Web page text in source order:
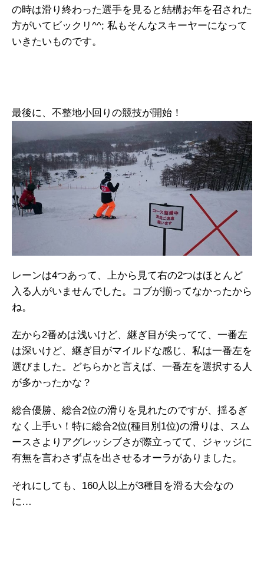
の時は滑り終わった選手を見ると結構お年を召された
方がいてビックリ^^; 私もそんなスキーヤーになって
いきたいものです。
最後に、不整地小回りの競技が開始！
レーンは4つあって、上から見て右の2つはほとんど
入る人がいませんでした。コブが揃ってなかったから
ね。
左から2番めは浅いけど、継ぎ目が尖ってて、一番左
は深いけど、継ぎ目がマイルドな感じ、私は一番左を
選びました。どちらかと言えば、一番左を選択する人
が多かったかな？
総合優勝、総合2位の滑りを見れたのですが、揺るぎ
なく上手い！特に総合2位(種目別1位)の滑りは、スム
ースさよりアグレッシブさが際立ってて、ジャッジに
有無を言わさず点を出させるオーラがありました。
それにしても、160人以上が3種目を滑る大会なの
に…